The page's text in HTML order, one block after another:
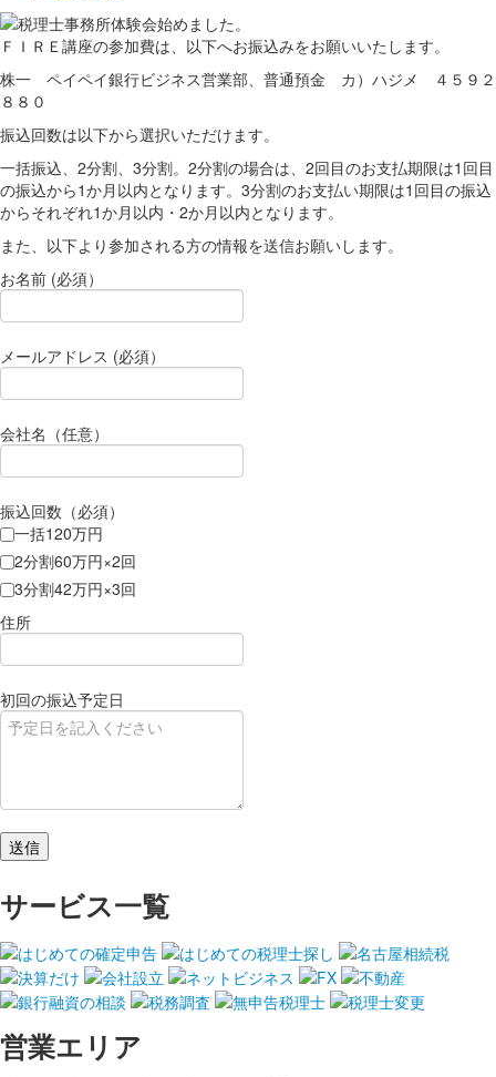
ＦＩＲＥ講座の参加費は、以下へお振込みをお願いいたします。
株一 ペイペイ銀行ビジネス営業部、普通預金 カ）ハジメ ４５９２
８８０
振込回数は以下から選択いただけます。
一括振込、2分割、3分割。2分割の場合は、2回目のお支払期限は1回目
の振込から1か月以内となります。3分割のお支払い期限は1回目の振込
からそれぞれ1か月以内・2か月以内となります。
また、以下より参加される方の情報を送信お願いします。
お名前 (必須）
メールアドレス (必須）
会社名（任意）
振込回数（必須）
一括120万円
2分割60万円×2回
3分割42万円×3回
住所
初回の振込予定日
サービス一覧
営業エリア